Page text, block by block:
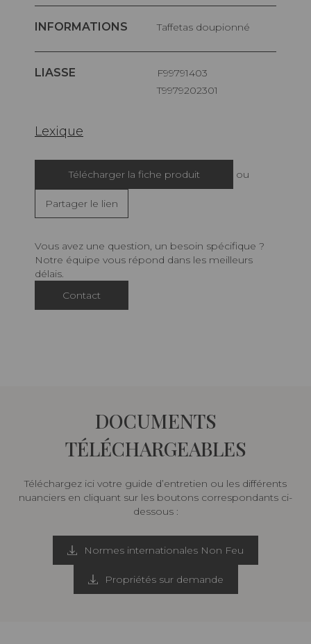
INFORMATIONS Taffetas doupionné
LIASSE
F99791403
T9979202301
Lexique
Télécharger la fiche produit ou
Partager le lien
Vous avez une question, un besoin spécifique ?
Notre équipe vous répond dans les meilleurs
délais.
Contact
DOCUMENTS
TÉLÉCHARGEABLES
Téléchargez ici votre guide d’entretien ou les différents
nuanciers en cliquant sur les boutons correspondants ci-
dessous :
Normes internationales Non Feu
Propriétés sur demande